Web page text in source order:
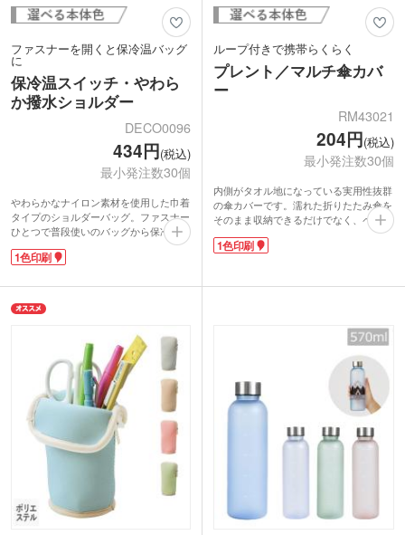
ファスナーを開くと保冷温バッグ
に
保冷温スイッチ・やわら
か撥水ショルダー
DECO0096
434円(税込)
最小発注数30個
やわらかなナイロン素材を使用した巾着
タイプのショルダーバッグ。ファスナー
ひとつで普段使いのバッグから保冷温バ
ッグへ切り替えられる便利なアイテムで
す。内側には保温・保冷効果に優れたア
600mlのペットボトルや水筒も収納可
能。サッと水分補給ができ、スマホやバ
ッテリーなどの電子機器を暑さから守る
バッグとしても活躍します。表面は撥水
加工で雨や汚れを弾く仕様。
表面にはシルク印刷1色でロゴ入れが可
能です。フェスや野外イベントなどアウ
トドアシーンにぴったりのおすすノベル
ティです。
1色印刷
ループ付きで携帯らくらく
プレント／マルチ傘カバ
ー
RM43021
204円(税込)
最小発注数30個
内側がタオル地になっている実用性抜群
の傘カバーです。濡れた折りたたみ傘を
そのまま収納できるだけでなく、ペット
ボトルホルダーとしても使えます。ルー
プ付きでバッグにかけて持ち歩けて、使
しの方にぴったり！
ば、日常的に使ってもらえて宣伝効果抜
群です。ポストインできるサイズ感なの
で、カタログやDMに同梱するのもおす
すめ。
1色印刷